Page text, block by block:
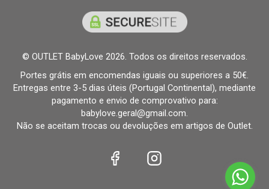
© OUTLET BabyLove 2026. Todos os direitos reservados.
Portes grátis em encomendas iguais ou superiores a 50€.
Entregas entre 3-5 dias úteis (Portugal Continental), mediante
pagamento e envio de comprovativo para:
babylove.geral@gmail.com.
Não se aceitam trocas ou devoluções em artigos de Outlet.